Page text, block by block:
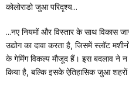
कोलोराडो जुआ परिदृश्य...
...नए नियमों और विस्तार के साथ विकास
उद्योग का दावा करता है, जिसमें स्लॉट
के गेमिंग विकल्प मौजूद हैं। इस बदलाव ने न
किया है, बल्कि इसके ऐतिहासिक जुआ